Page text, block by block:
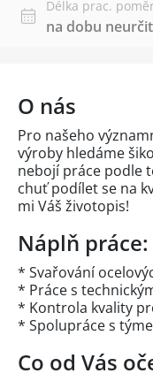
Délka prac.
na dobu
O nás
Pro našeho
výroby hledáme
nebojí práce podle
chuť podílet se na
mi Váš životopis!
Náplň práce:
* Svařování
* Práce s
* Kontrola kvality
* Spolupráce s
Co od Vás